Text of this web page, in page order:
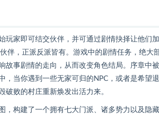
玩家即可结交伙伴，并可通过剧情抉择让他们
伴，正派反派皆有。游戏中的剧情任务，绝大
故事剧情的走向，从而改变角色结局。序章中
，当你遇到一些无家可归的NPC，或者是希望
破败的村庄重新焕发出活力来。
，构建了一个拥有七大门派、诸多势力以及隐